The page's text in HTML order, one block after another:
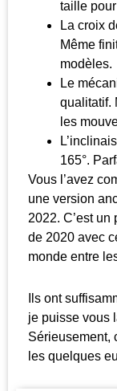
taille
La croix
Même
modèles.
Le
qualitatif.
les
165°.
Vous l’avez
une version
2022. C’est
de 2020 avec
monde entre
Ils ont
je puisse vous
Sérieusement,
les quelques